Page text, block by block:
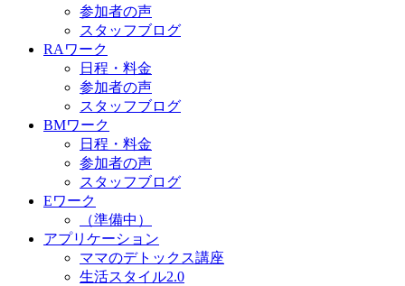
参加者の声
スタッフブログ
RAワーク
日程・料金
参加者の声
スタッフブログ
BMワーク
日程・料金
参加者の声
スタッフブログ
Eワーク
（準備中）
アプリケーション
ママのデトックス講座
生活スタイル2.0